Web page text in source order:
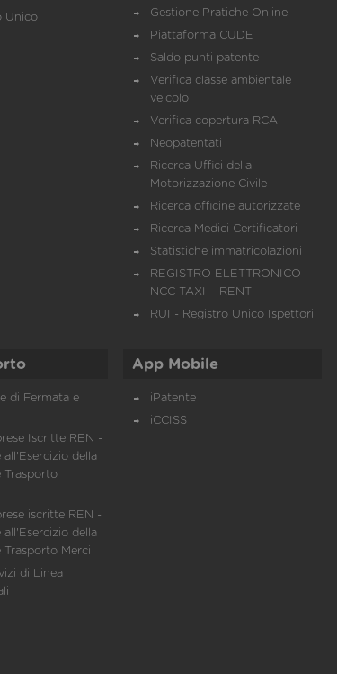
Unico
Gestione Pratiche Online
Piattaforma CUDE
Saldo punti patente
Verifica classe ambientale
veicolo
Verifica copertura RCA
Neopatentati
Ricerca Uffici della
Motorizzazione Civile
Ricerca officine autorizzate
Ricerca Medici Certificatori
Statistiche immatricolazioni
REGISTRO ELETTRONICO
NCC TAXI – RENT
RUI - Registro Unico Ispettori
di Fermata e
Iscritte REN -
della
Trasporto
iscritte REN -
della
Trasporto Merci
di Linea
App Mobile
iPatente
iCCISS